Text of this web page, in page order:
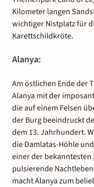
Kilometer langen
wichtiger Nistplatz für
Karettschildkröte.
Alanya:
Am östlichen Ende der
Alanya mit der
die auf einem Felsen
der Burg beeindruckt
dem 13. Jahrhundert.
die Damlatas-Höhle
einer der bekanntesten
pulsierende
macht Alanya zum